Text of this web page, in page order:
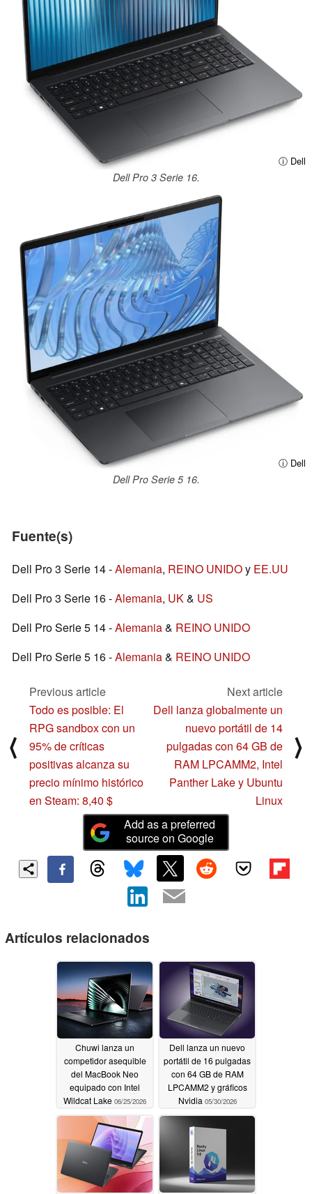
ⓘ Dell
Dell Pro 3 Serie 16.
ⓘ Dell
Dell Pro Serie 5 16.
Fuente(s)
Dell Pro 3 Serie 14 -Alemania, REINO UNIDOy EE.UU
Dell Pro 3 Serie 16 -Alemania, UK& US
Dell Pro Serie 5 14 -Alemania& REINO UNIDO
Dell Pro Serie 5 16 -Alemania& REINO UNIDO
⟨
Previous article
Todo es posible: El
RPG sandbox con un
95% de críticas
positivas alcanza su
precio mínimo histórico
en Steam: 8,40 $
Next article
Dell lanza globalmente un
nuevo portátil de 14
pulgadas con 64 GB de
RAM LPCAMM2, Intel
Panther Lake y Ubuntu
Linux
⟩
Add as a preferred
source on Google
Artículos relacionados
Chuwi lanza un
competidor asequible
del MacBook Neo
equipado con Intel
Wildcat Lake 06/25/2026
Dell lanza un nuevo
portátil de 16 pulgadas
con 64 GB de RAM
LPCAMM2 y gráficos
Nvidia 05/30/2026